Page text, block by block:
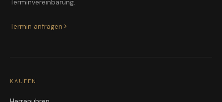
Terminvereinbarung.
Termin anfragen
KAUFEN